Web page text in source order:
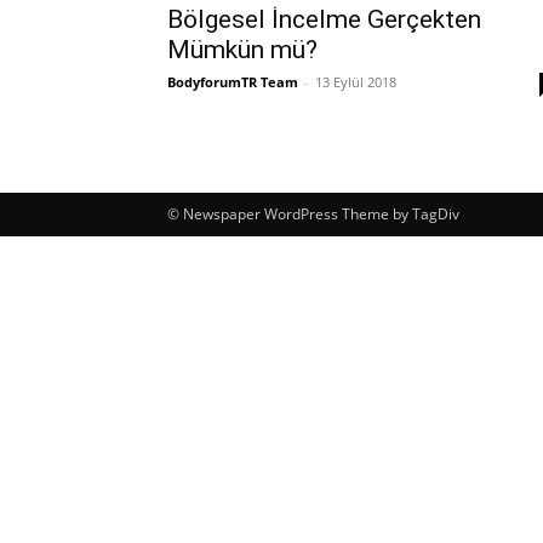
Bölgesel İncelme Gerçekten
Mümkün mü?
BodyforumTR Team - 13 Eylül 2018
© Newspaper WordPress Theme by TagDiv